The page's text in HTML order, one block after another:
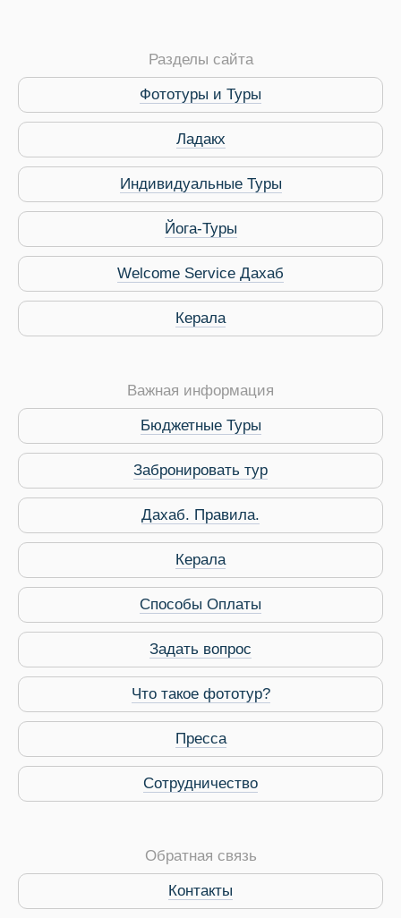
Service Дахаб
Путеводитель по
Разделы сайта
Фототуры и Туры
Ладакх
Индивидуальные Туры
Йога-Туры
Welcome Service Дахаб
Керала
Важная информация
Бюджетные Туры
Забронировать тур
Дахаб. Правила.
Керала
Способы Оплаты
Задать вопрос
Что такое фототур?
Пресса
Сотрудничество
Обратная связь
Контакты